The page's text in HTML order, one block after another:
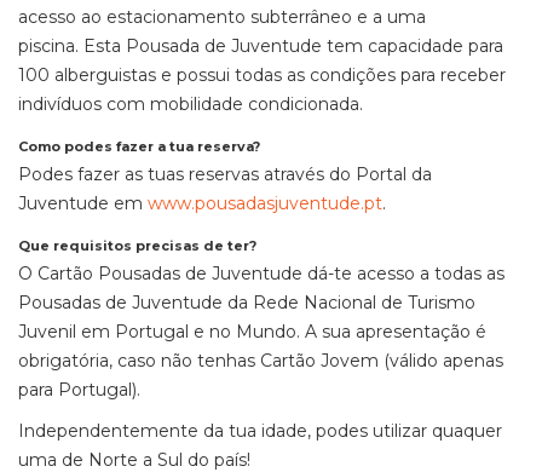
acesso ao estacionamento subterrâneo e a uma
piscina. Esta Pousada de Juventude tem capacidade para
100 alberguistas e possui todas as condições para receber
indivíduos com mobilidade condicionada.
Como podes fazer a tua reserva?
Podes fazer as tuas reservas através do Portal da
Juventude em www.pousadasjuventude.pt.
Que requisitos precisas de ter?
O Cartão Pousadas de Juventude dá-te acesso a todas as
Pousadas de Juventude da Rede Nacional de Turismo
Juvenil em Portugal e no Mundo. A sua apresentação é
obrigatória, caso não tenhas Cartão Jovem (válido apenas
para Portugal).
Independentemente da tua idade, podes utilizar quaquer
uma de Norte a Sul do país!